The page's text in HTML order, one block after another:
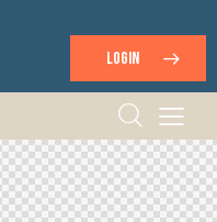
LOGIN